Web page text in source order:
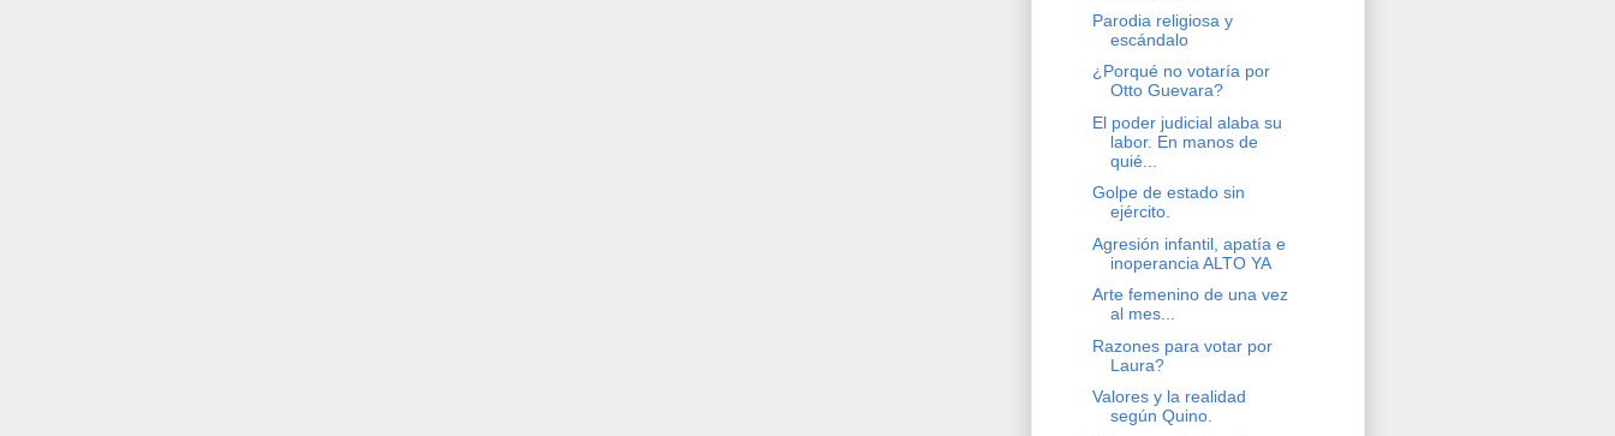
Parodia religiosa y
escándalo
¿Porqué no votaría por
Otto Guevara?
El poder judicial alaba su
labor. En manos de
quié...
Golpe de estado sin
ejército.
Agresión infantil, apatía e
inoperancia ALTO YA
Arte femenino de una vez
al mes...
Razones para votar por
Laura?
Valores y la realidad
según Quino.